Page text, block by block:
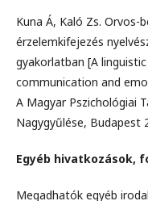
Kuna Á, Kaló Zs. Orvos-
érzelemkifejezés
gyakorlatban [A
communication and
A Magyar Pszichológiai
Nagygyűlése, Budapest
Egyéb hivatkozások,
Megadhatók egyéb